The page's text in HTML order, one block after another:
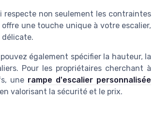
respecte non seulement les contraintes
une touche unique à votre escalier,
délicate.
également spécifier la hauteur, la
Pour les propriétaires cherchant à
une rampe d'escalier personnalisée
valorisant la sécurité et le prix.